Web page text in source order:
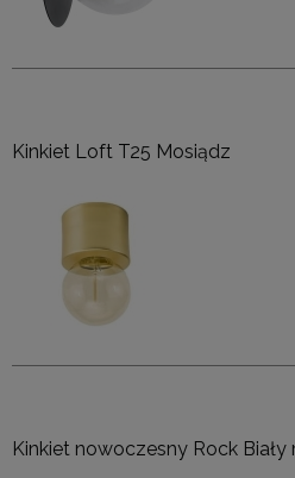
Kinkiet Loft T25 Mosiądz
Kinkiet nowoczesny Rock